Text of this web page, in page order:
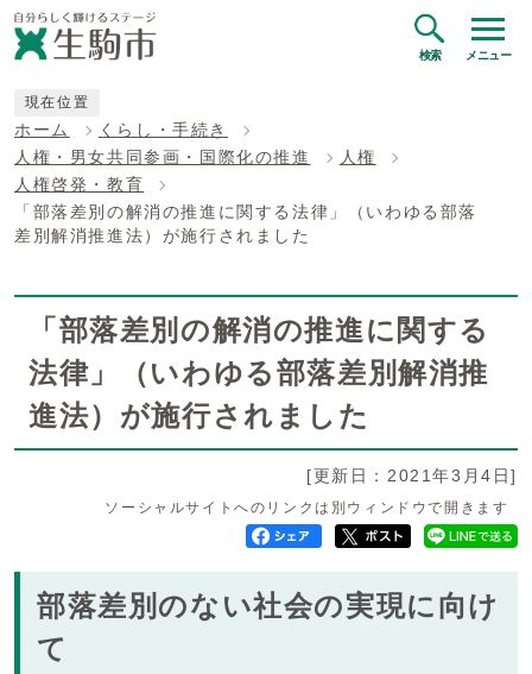
検索 メニュー
現在位置
ホーム
くらし・手続き
人権・男女共同参画・国際化の推進
人権
人権啓発・教育
「部落差別の解消の推進に関する法律」（いわゆる部落
差別解消推進法）が施行されました
「部落差別の解消の推進に関する
法律」（いわゆる部落差別解消推
進法）が施行されました
[更新日：2021年3月4日]
ソーシャルサイトへのリンクは別ウィンドウで開きます
部落差別のない社会の実現に向け
て